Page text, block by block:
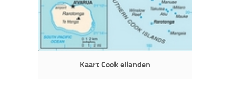
Kaart Cook eilanden